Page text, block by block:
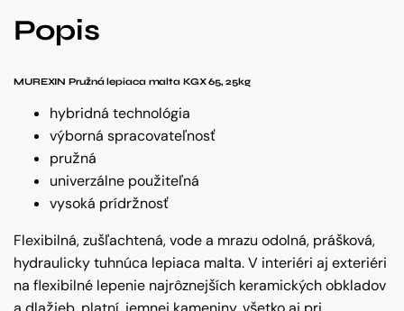
Popis
MUREXIN Pružná lepiaca malta KGX 65, 25kg
hybridná technológia
výborná spracovateľnosť
pružná
univerzálne použiteľná
vysoká prídržnosť
Flexibilná, zušľachtená, vode a mrazu odolná, prášková,
hydraulicky tuhnúca lepiaca malta. V interiéri aj exteriéri
na flexibilné lepenie najrôznejších keramických obkladov